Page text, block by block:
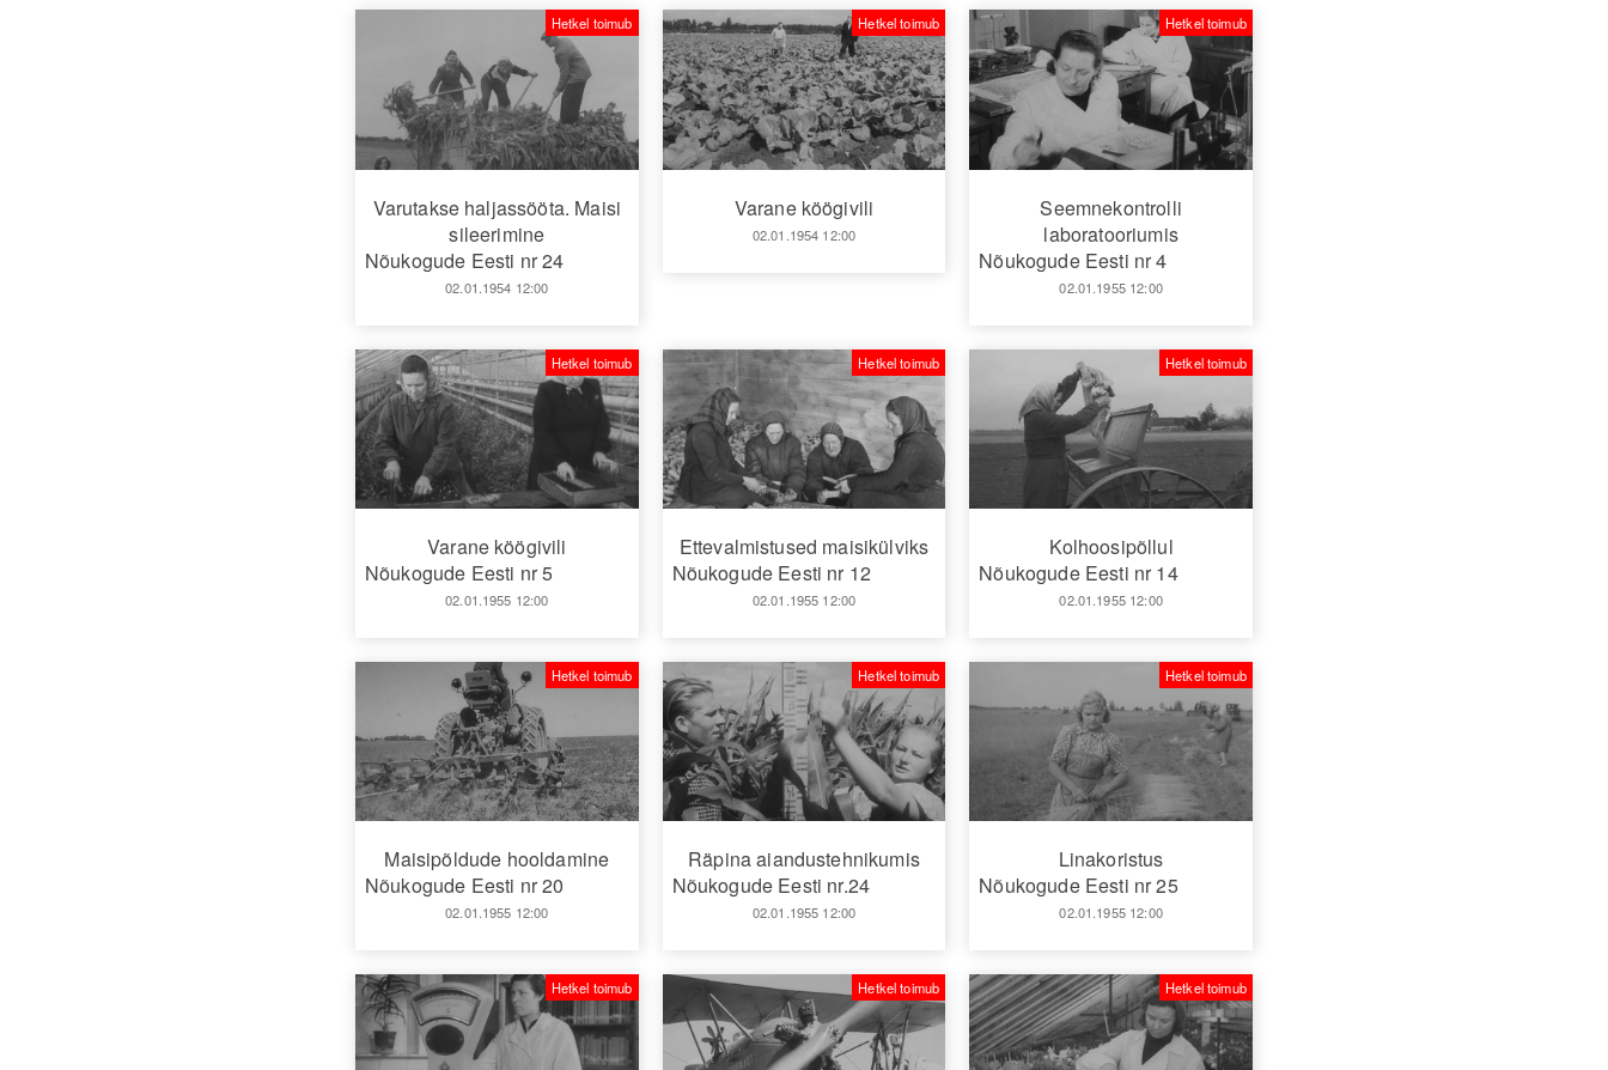
Varutakse haljassööta. Maisi
sileerimine
Nõukogude Eesti nr 24
02.01.1954 12:00
Hetkel toimub
Varane köögivili
02.01.1954 12:00
Hetkel toimub
Seemnekontrolli
laboratooriumis
Nõukogude Eesti nr 4
02.01.1955 12:00
Hetkel toimub
Varane köögivili
Nõukogude Eesti nr 5
02.01.1955 12:00
Hetkel toimub
Ettevalmistused maisikülviks
Nõukogude Eesti nr 12
02.01.1955 12:00
Hetkel toimub
Kolhoosipõllul
Nõukogude Eesti nr 14
02.01.1955 12:00
Hetkel toimub
Maisipõldude hooldamine
Nõukogude Eesti nr 20
02.01.1955 12:00
Hetkel toimub
Räpina aiandustehnikumis
Nõukogude Eesti nr.24
02.01.1955 12:00
Hetkel toimub
Linakoristus
Nõukogude Eesti nr 25
02.01.1955 12:00
Hetkel toimub
Hetkel toimub Hetkel toimub Hetkel toimub